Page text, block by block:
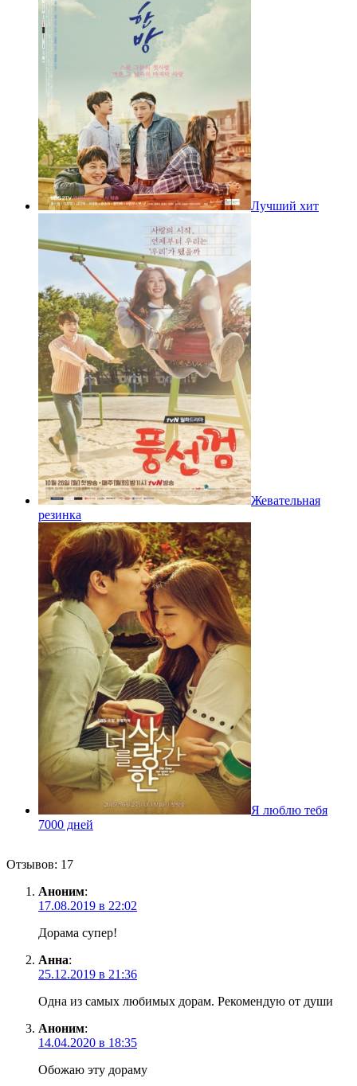
Лучший хит
Жевательная
резинка
Я люблю тебя
7000 дней
Отзывов: 17
Аноним:
17.08.2019 в 22:02
Дорама супер!
Анна:
25.12.2019 в 21:36
Одна из самых любимых дорам. Рекомендую от души
Аноним:
14.04.2020 в 18:35
Обожаю эту дораму